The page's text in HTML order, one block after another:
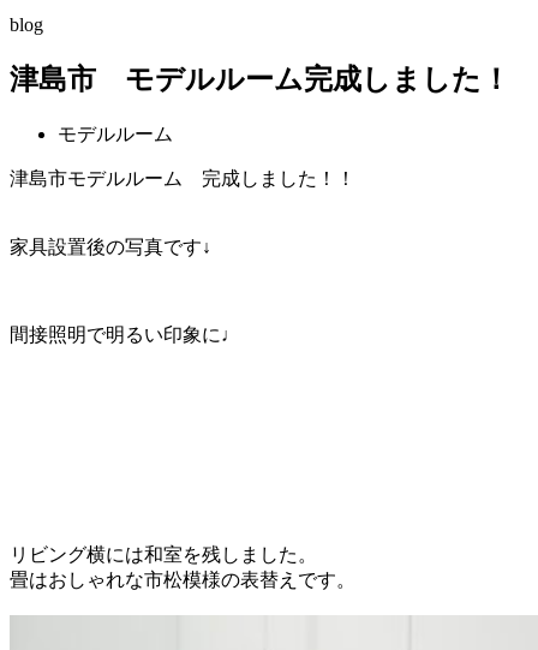
blog
津島市 モデルルーム完成しました！
モデルルーム
津島市モデルルーム 完成しました！！
家具設置後の写真です↓
間接照明で明るい印象に♩
リビング横には和室を残しました。
畳はおしゃれな市松模様の表替えです。